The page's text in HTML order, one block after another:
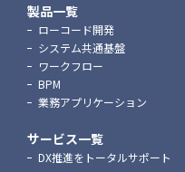
製品一覧
ローコード開発
システム共通基盤
ワークフロー
BPM
業務アプリケーション
サービス一覧
DX推進をトータルサポート